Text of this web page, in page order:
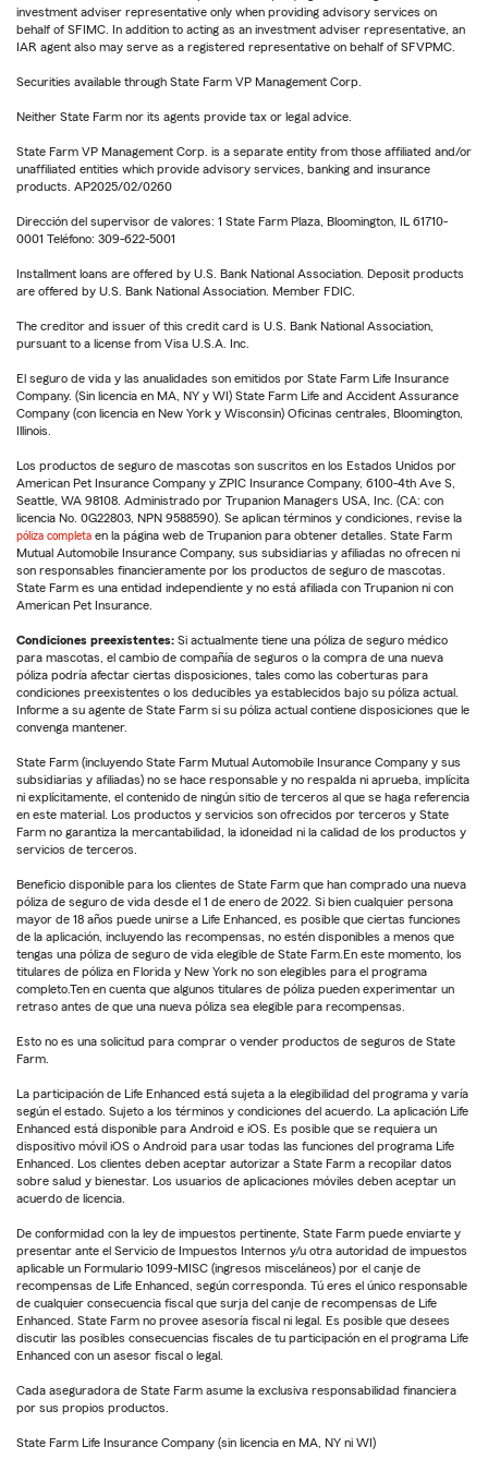
investment adviser representative only when providing advisory services on
behalf of SFIMC. In addition to acting as an investment adviser representative, an
IAR agent also may serve as a registered representative on behalf of SFVPMC.
Securities available through State Farm VP Management Corp.
Neither State Farm nor its agents provide tax or legal advice.
State Farm VP Management Corp. is a separate entity from those affiliated and/or
unaffiliated entities which provide advisory services, banking and insurance
products. AP2025/02/0260
Dirección del supervisor de valores: 1 State Farm Plaza, Bloomington, IL 61710-
0001 Teléfono: 309-622-5001
Installment loans are offered by U.S. Bank National Association. Deposit products
are offered by U.S. Bank National Association. Member FDIC.
The creditor and issuer of this credit card is U.S. Bank National Association,
pursuant to a license from Visa U.S.A. Inc.
El seguro de vida y las anualidades son emitidos por State Farm Life Insurance
Company. (Sin licencia en MA, NY y WI) State Farm Life and Accident Assurance
Company (con licencia en New York y Wisconsin) Oficinas centrales, Bloomington,
Illinois.
Los productos de seguro de mascotas son suscritos en los Estados Unidos por
American Pet Insurance Company y ZPIC Insurance Company, 6100-4th Ave S,
Seattle, WA 98108. Administrado por Trupanion Managers USA, Inc. (CA: con
licencia No. 0G22803, NPN 9588590). Se aplican términos y condiciones, revise la
póliza completa en la página web de Trupanion para obtener detalles. State Farm
Mutual Automobile Insurance Company, sus subsidiarias y afiliadas no ofrecen ni
son responsables financieramente por los productos de seguro de mascotas.
State Farm es una entidad independiente y no está afiliada con Trupanion ni con
American Pet Insurance.
Condiciones preexistentes: Si actualmente tiene una póliza de seguro médico
para mascotas, el cambio de compañía de seguros o la compra de una nueva
póliza podría afectar ciertas disposiciones, tales como las coberturas para
condiciones preexistentes o los deducibles ya establecidos bajo su póliza actual.
Informe a su agente de State Farm si su póliza actual contiene disposiciones que le
convenga mantener.
State Farm (incluyendo State Farm Mutual Automobile Insurance Company y sus
subsidiarias y afiliadas) no se hace responsable y no respalda ni aprueba, implícita
ni explícitamente, el contenido de ningún sitio de terceros al que se haga referencia
en este material. Los productos y servicios son ofrecidos por terceros y State
Farm no garantiza la mercantabilidad, la idoneidad ni la calidad de los productos y
servicios de terceros.
Beneficio disponible para los clientes de State Farm que han comprado una nueva
póliza de seguro de vida desde el 1 de enero de 2022. Si bien cualquier persona
mayor de 18 años puede unirse a Life Enhanced, es posible que ciertas funciones
de la aplicación, incluyendo las recompensas, no estén disponibles a menos que
tengas una póliza de seguro de vida elegible de State Farm.En este momento, los
titulares de póliza en Florida y New York no son elegibles para el programa
completo.Ten en cuenta que algunos titulares de póliza pueden experimentar un
retraso antes de que una nueva póliza sea elegible para recompensas.
Esto no es una solicitud para comprar o vender productos de seguros de State
Farm.
La participación de Life Enhanced está sujeta a la elegibilidad del programa y varía
según el estado. Sujeto a los términos y condiciones del acuerdo. La aplicación Life
Enhanced está disponible para Android e iOS. Es posible que se requiera un
dispositivo móvil iOS o Android para usar todas las funciones del programa Life
Enhanced. Los clientes deben aceptar autorizar a State Farm a recopilar datos
sobre salud y bienestar. Los usuarios de aplicaciones móviles deben aceptar un
acuerdo de licencia.
De conformidad con la ley de impuestos pertinente, State Farm puede enviarte y
presentar ante el Servicio de Impuestos Internos y/u otra autoridad de impuestos
aplicable un Formulario 1099-MISC (ingresos misceláneos) por el canje de
recompensas de Life Enhanced, según corresponda. Tú eres el único responsable
de cualquier consecuencia fiscal que surja del canje de recompensas de Life
Enhanced. State Farm no provee asesoría fiscal ni legal. Es posible que desees
discutir las posibles consecuencias fiscales de tu participación en el programa Life
Enhanced con un asesor fiscal o legal.
Cada aseguradora de State Farm asume la exclusiva responsabilidad financiera
por sus propios productos.
State Farm Life Insurance Company (sin licencia en MA, NY ni WI)